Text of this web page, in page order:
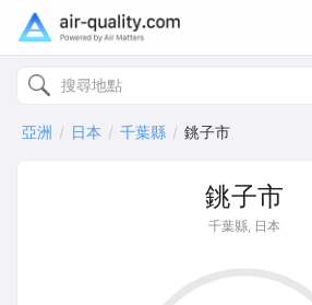
亞洲 日本 千葉縣 銚子市
銚子市
千葉縣, 日本